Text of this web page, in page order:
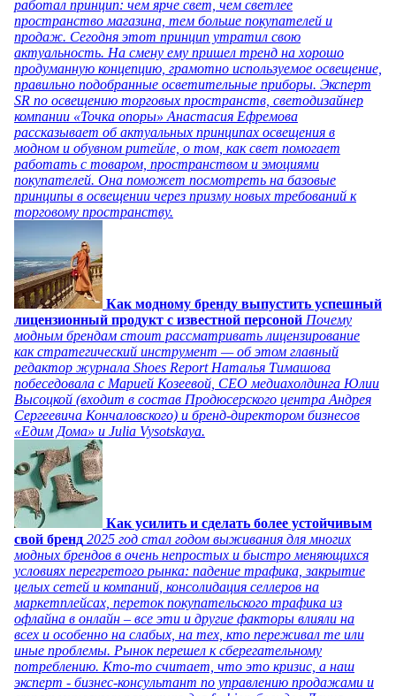
работал принцип: чем ярче свет, чем светлее
пространство магазина, тем больше покупателей и
продаж. Сегодня этот принцип утратил свою
актуальность. На смену ему пришел тренд на хорошо
продуманную концепцию, грамотно используемое освещение,
правильно подобранные осветительные приборы. Эксперт
SR по освещению торговых пространств, светодизайнер
компании «Точка опоры» Анастасия Ефремова
рассказывает об актуальных принципах освещения в
модном и обувном ритейле, о том, как свет помогает
работать с товаром, пространством и эмоциями
покупателей. Она поможет посмотреть на базовые
принципы в освещении через призму новых требований к
торговому пространству.
Как модному бренду выпустить успешный
лицензионный продукт с известной персоной Почему
модным брендам стоит рассматривать лицензирование
как стратегический инструмент — об этом главный
редактор журнала Shoes Report Наталья Тимашова
побеседовала с Марией Козеевой, СЕО медиахолдинга Юлии
Высоцкой (входит в состав Продюсерского центра Андрея
Сергеевича Кончаловского) и бренд-директором бизнесов
«Едим Дома» и Julia Vysotskaya.
Как усилить и сделать более устойчивым
свой бренд 2025 год стал годом выживания для многих
модных брендов в очень непростых и быстро меняющихся
условиях перегретого рынка: падение трафика, закрытие
целых сетей и компаний, консолидация селлеров на
маркетплейсах, переток покупательского трафика из
офлайна в онлайн – все эти и другие факторы влияли на
всех и особенно на слабых, на тех, кто переживал те или
иные проблемы. Рынок перешел к сберегательному
потреблению. Кто-то считает, что это кризис, а наш
эксперт - бизнес-консультант по управлению продажами и